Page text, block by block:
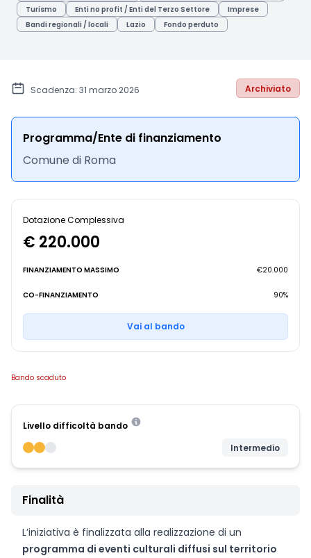
Turismo
Enti no profit / Enti del Terzo Settore
Imprese
Bandi regionali / locali
Lazio Fondo perduto
Scadenza: 31 marzo 2026 Archiviato
Programma/Ente di finanziamento
Comune di Roma
Dotazione Complessiva
€ 220.000
FINANZIAMENTO MASSIMO €20.000
CO-FINANZIAMENTO 90%
Vai al bando
Bando scaduto
Livello difficoltà bando
Intermedio
Finalità
L’iniziativa è finalizzata alla realizzazione di un
programma di eventi culturali diffusi sul territorio